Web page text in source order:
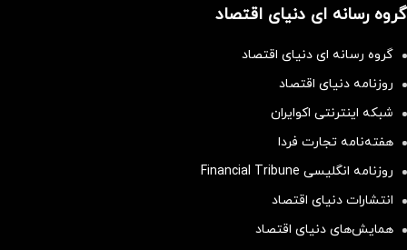
گروه رسانه ای دنیای اقتصاد
گروه رسانه ای دنیای اقتصاد
روزنامه دنیای اقتصاد
شبکه اینترنتی اکوایران
هفته‌نامه تجارت فردا
روزنامه انگلیسی Financial Tribune
انتشارات دنیای اقتصاد
همایش‌های دنیای اقتصاد